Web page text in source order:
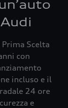
Scelta
con
incluso e il
24 ore
e